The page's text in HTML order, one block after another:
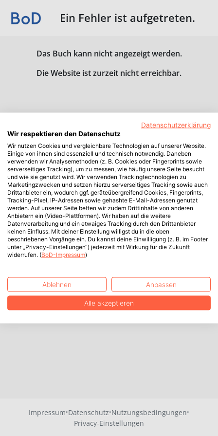
Ein Fehler ist aufgetreten.
Das Buch kann nicht angezeigt werden.
Die Website ist zurzeit nicht erreichbar.
Impressum·Datenschutz·Nutzungsbedingungen·
Privacy-Einstellungen
Datenschutzerklärung
Wir respektieren den Datenschutz
Wir nutzen Cookies und vergleichbare Technologien auf unserer Website.
Einige von ihnen sind essenziell und technisch notwendig. Daneben
verwenden wir Analysemethoden (z. B. Cookies oder Fingerprints sowie
serverseitiges Tracking), um zu messen, wie häufig unsere Seite besucht
und wie sie genutzt wird. Wir verwenden Trackingtechnologien zu
Marketingzwecken und setzen hierzu serverseitiges Tracking sowie auch
Drittanbieter ein, wodurch ggf. geräteübergreifend Cookies, Fingerprints,
Tracking-Pixel, IP-Adressen sowie gehashte E-Mail-Adressen genutzt
werden. Auf unserer Seite betten wir zudem Drittinhalte von anderen
Anbietern ein (Video-Plattformen). Wir haben auf die weitere
Datenverarbeitung und ein etwaiges Tracking durch den Drittanbieter
keinen Einfluss. Mit deiner Einstellung willigst du in die oben
beschriebenen Vorgänge ein. Du kannst deine Einwilligung (z. B. im Footer
unter „Privacy-Einstellungen“) jederzeit mit Wirkung für die Zukunft
widerrufen. (BoD-Impressum)
Ablehnen Anpassen
Alle akzeptieren